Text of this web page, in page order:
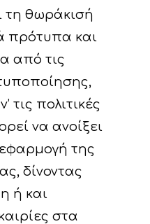
τη θωράκισή
πρότυπα και
από τις
τις πολιτικές
να ανοίξει
της
δίνοντας
ή και
στα